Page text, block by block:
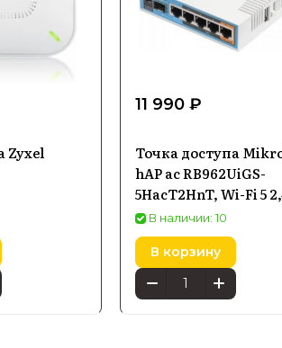
Zyxel
11 990 ₽
Точка доступа
hAP ac RB962UiGS-
5HacT2HnT, Wi-Fi 5
ГГц, PoE-in
В наличии: 10
В корзину